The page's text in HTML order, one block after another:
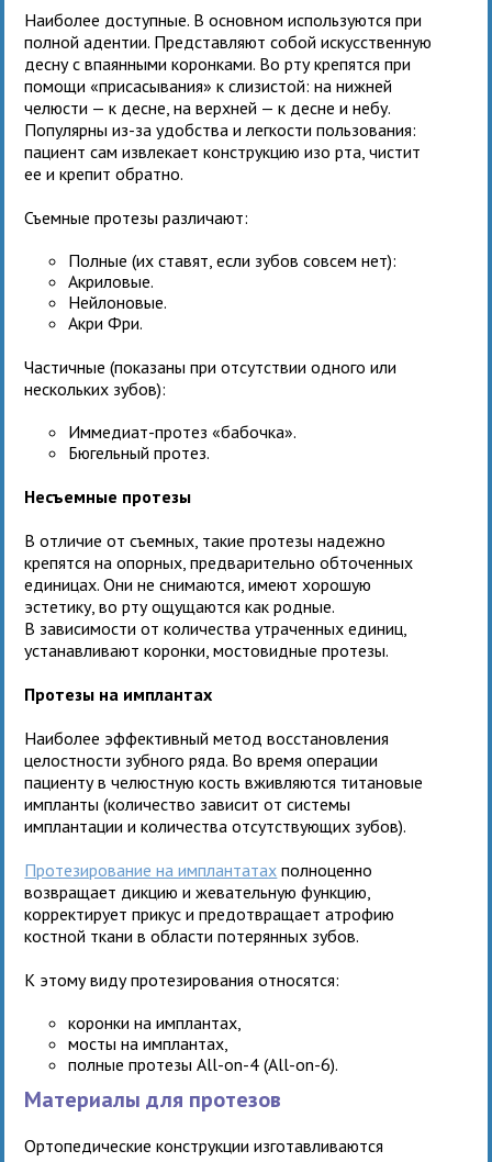
Наиболее доступные. В основном используются при
полной адентии. Представляют собой искусственную
десну с впаянными коронками. Во рту крепятся при
помощи «присасывания» к слизистой: на нижней
челюсти — к десне, на верхней — к десне и небу.
Популярны из-за удобства и легкости пользования:
пациент сам извлекает конструкцию изо рта, чистит
ее и крепит обратно.
Съемные протезы различают:
Полные (их ставят, если зубов совсем нет):
Акриловые.
Нейлоновые.
Акри Фри.
Частичные (показаны при отсутствии одного или
нескольких зубов):
Иммедиат-протез «бабочка».
Бюгельный протез.
Несъемные протезы
В отличие от съемных, такие протезы надежно
крепятся на опорных, предварительно обточенных
единицах. Они не снимаются, имеют хорошую
эстетику, во рту ощущаются как родные.
В зависимости от количества утраченных единиц,
устанавливают коронки, мостовидные протезы.
Протезы на имплантах
Наиболее эффективный метод восстановления
целостности зубного ряда. Во время операции
пациенту в челюстную кость вживляются титановые
импланты (количество зависит от системы
имплантации и количества отсутствующих зубов).
Протезирование на имплантатах полноценно
возвращает дикцию и жевательную функцию,
корректирует прикус и предотвращает атрофию
костной ткани в области потерянных зубов.
К этому виду протезирования относятся:
коронки на имплантах,
мосты на имплантах,
полные протезы All-on-4 (All-on-6).
Материалы для протезов
Ортопедические конструкции изготавливаются